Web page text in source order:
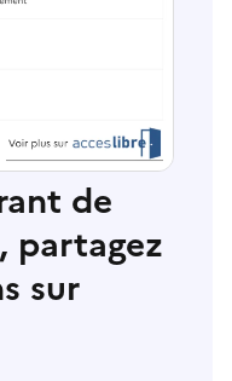
de
partagez
sur